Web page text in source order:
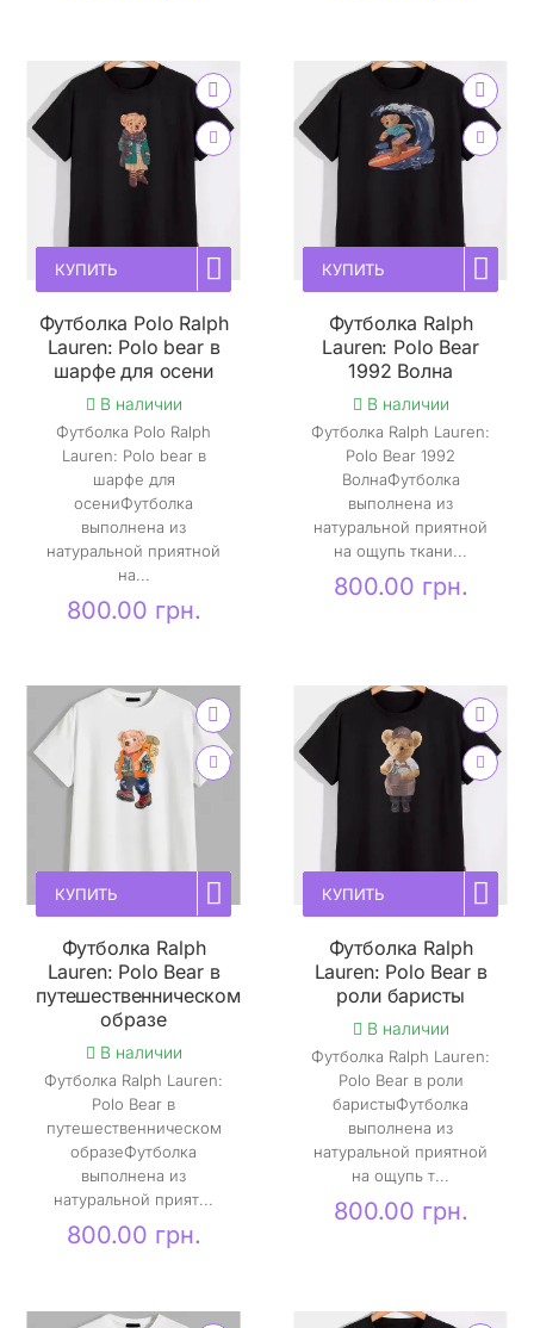
КУПИТЬ
Футболка Polo Ralph
Lauren: Polo bear в
шарфе для осени
В наличии
Футболка Polo Ralph
Lauren: Polo bear в
шарфе для
осениФутболка
выполнена из
натуральной приятной
на...
800.00 грн.
КУПИТЬ
Футболка Ralph
Lauren: Polo Bear
1992 Волна
В наличии
Футболка Ralph Lauren:
Polo Bear 1992
ВолнаФутболка
выполнена из
натуральной приятной
на ощупь ткани...
800.00 грн.
КУПИТЬ
Футболка Ralph
Lauren: Polo Bear в
путешественническом
образе
В наличии
Футболка Ralph Lauren:
Polo Bear в
путешественническом
образеФутболка
выполнена из
натуральной прият...
800.00 грн.
КУПИТЬ
Футболка Ralph
Lauren: Polo Bear в
роли баристы
В наличии
Футболка Ralph Lauren:
Polo Bear в роли
баристыФутболка
выполнена из
натуральной приятной
на ощупь т...
800.00 грн.